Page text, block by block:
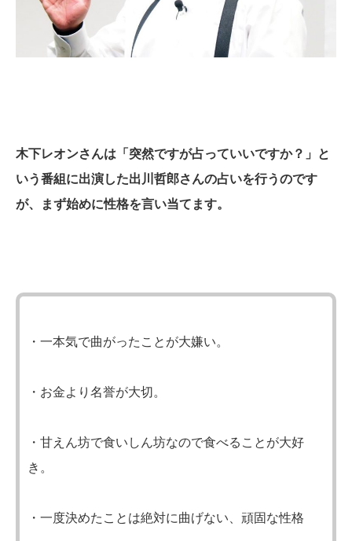
木下レオンさんは「突然ですが占っていいですか？」と
いう番組に出演した出川哲郎さんの占いを行うのです
が、まず始めに性格を言い当てます。
・一本気で曲がったことが大嫌い。
・お金より名誉が大切。
・甘えん坊で食いしん坊なので食べることが大好
き。
・一度決めたことは絶対に曲げない、頑固な性格